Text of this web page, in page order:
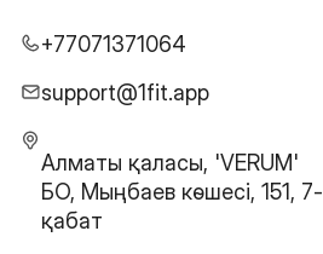
+77071371064
support@1fit.app
Алматы қаласы, 'VERUM'
БО, Мыңбаев көшесі, 151, 7-
қабат